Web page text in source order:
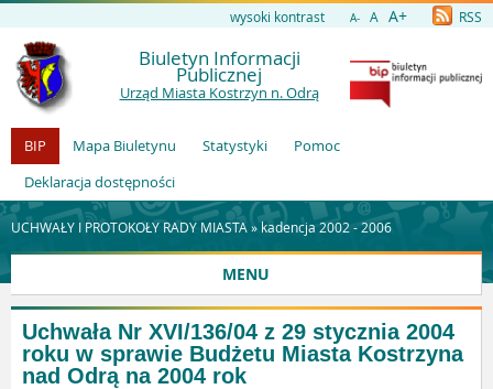
wysoki kontrast A- A A+ RSS
Biuletyn Informacji
Publicznej
Urząd Miasta Kostrzyn n. Odrą
BIP Mapa Biuletynu Statystyki
Pomoc
Deklaracja dostępności
UCHWAŁY I PROTOKOŁY RADY MIASTA »kadencja 2002 - 2006
MENU
Uchwała Nr XVI/136/04 z 29 stycznia 2004
roku w sprawie Budżetu Miasta Kostrzyna
nad Odrą na 2004 rok